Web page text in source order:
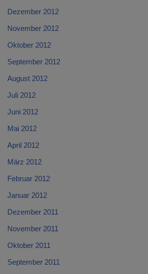
Dezember 2012
November 2012
Oktober 2012
September 2012
August 2012
Juli 2012
Juni 2012
Mai 2012
April 2012
März 2012
Februar 2012
Januar 2012
Dezember 2011
November 2011
Oktober 2011
September 2011